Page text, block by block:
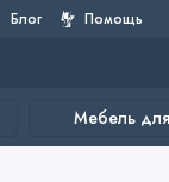
Блог Помощь
Мебель